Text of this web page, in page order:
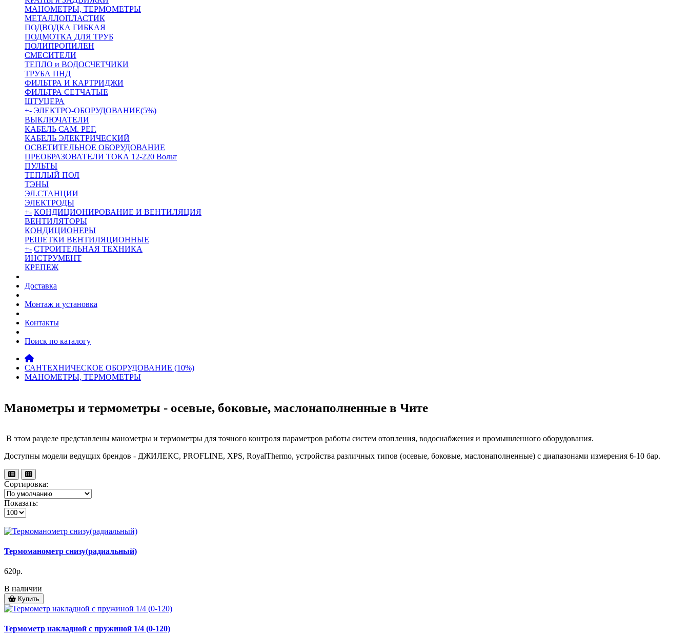
МАНОМЕТРЫ, ТЕРМОМЕТРЫ
МЕТАЛЛОПЛАСТИК
ПОДВОДКА ГИБКАЯ
ПОДМОТКА ДЛЯ ТРУБ
ПОЛИПРОПИЛЕН
СМЕСИТЕЛИ
ТЕПЛО и ВОДОСЧЕТЧИКИ
ТРУБА ПНД
ФИЛЬТРА И КАРТРИДЖИ
ФИЛЬТРА СЕТЧАТЫЕ
ШТУЦЕРА
+- ЭЛЕКТРО-ОБОРУДОВАНИЕ(5%)
ВЫКЛЮЧАТЕЛИ
КАБЕЛЬ САМ. РЕГ.
КАБЕЛЬ ЭЛЕКТРИЧЕСКИЙ
ОСВЕТИТЕЛЬНОЕ ОБОРУДОВАНИЕ
ПРЕОБРАЗОВАТЕЛИ ТОКА 12-220 Вольт
ПУЛЬТЫ
ТЕПЛЫЙ ПОЛ
ТЭНЫ
ЭЛ.СТАНЦИИ
ЭЛЕКТРОДЫ
+- КОНДИЦИОНИРОВАНИЕ И ВЕНТИЛЯЦИЯ
ВЕНТИЛЯТОРЫ
КОНДИЦИОНЕРЫ
РЕШЕТКИ ВЕНТИЛЯЦИОННЫЕ
+- СТРОИТЕЛЬНАЯ ТЕХНИКА
ИНСТРУМЕНТ
КРЕПЕЖ
Доставка
Монтаж и установка
Контакты
Поиск по каталогу
САНТЕХНИЧЕСКОЕ ОБОРУДОВАНИЕ (10%)
МАНОМЕТРЫ, ТЕРМОМЕТРЫ
Манометры и термометры - осевые, боковые, маслонаполненные в Чите
В этом разделе представлены манометры и термометры для точного контроля параметров работы систем отопления, водоснабжения и промышленного оборудования.
Доступны модели ведущих брендов - ДЖИЛЕКС, PROFLINE, XPS, RoyalThermo, устройства различных типов (осевые, боковые, маслонаполненные) с диапазонами измерения 6-10 бар.
Сортировка:
Показать:
Термоманометр снизу(радиальный)
620р.
В наличии
Купить
Термометр накладной с пружиной 1/4 (0-120)